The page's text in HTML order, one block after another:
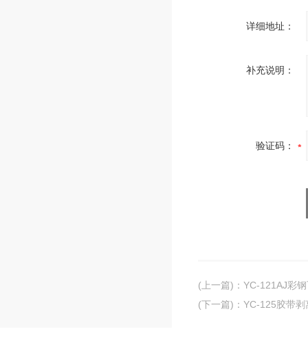
详细地址：
补充说明：
验证码：
(上一篇) ： YC-121AJ彩
(下一篇) ： YC-125胶带剥